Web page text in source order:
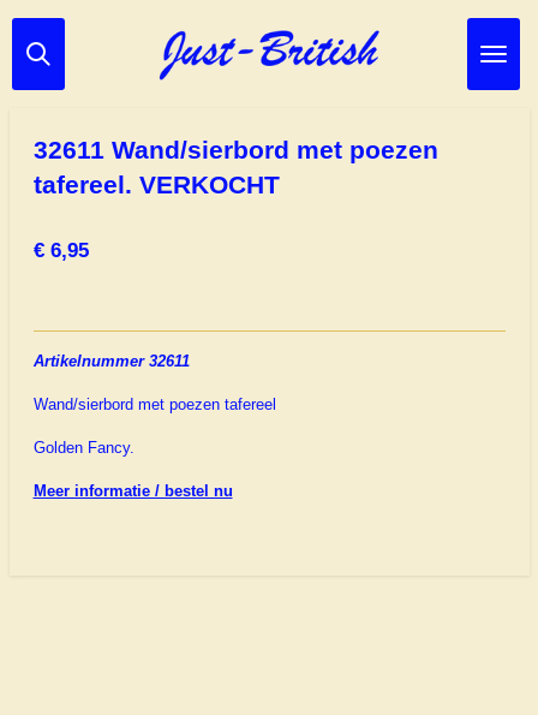
Ga
direct
32611 Wand/sierbord met poezen
tafereel. VERKOCHT
€ 6,95
Artikelnummer 32611
Wand/sierbord met poezen tafereel
Golden Fancy.
Meer informatie / bestel nu